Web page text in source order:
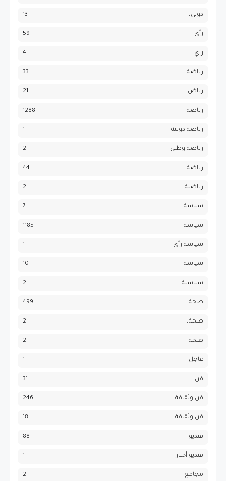
دولي، 13
رأي 59
راي 4
رباضة 33
رياض 21
رياضة 1288
رياضة دولية 1
رياضة وطني 2
رياضة. 44
رياضية 2
سباسة 7
سياسة 1185
سياسة رأي 1
سياسة. 10
سياسية 2
صحة 499
صحة، 2
صحة. 2
عاجل 1
فن 31
فن وثقافة 246
فن وثقافة، 18
فيديو 88
فيديو أخبار 1
مجامع 2